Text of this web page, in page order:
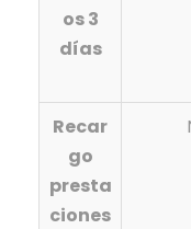
os 3
días
Recar
go
presta
ciones